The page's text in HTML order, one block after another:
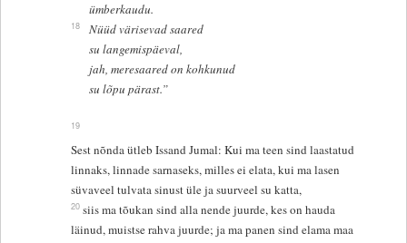
ümberkaudu.
18
Nüüd värisevad saared
su langemispäeval,
jah, meresaared on kohkunud
su lõpu pärast.”
19
Sest nõnda ütleb Issand Jumal: Kui ma teen sind laastatud
linnaks, linnade sarnaseks, milles ei elata, kui ma lasen
süvaveel tulvata sinust üle ja suurveel su katta,
20 siis ma tõukan sind alla nende juurde, kes on hauda
läinud, muistse rahva juurde; ja ma panen sind elama maa